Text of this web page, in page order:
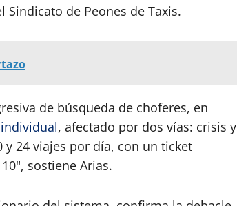
de Peones de Taxis.
de búsqueda de choferes, en
individual, afectado por dos vías: crisis y
y 24 viajes por día, con un ticket
sostiene Arias.